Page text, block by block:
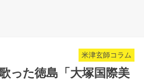
米津玄師コラム
った徳島「大塚国際美